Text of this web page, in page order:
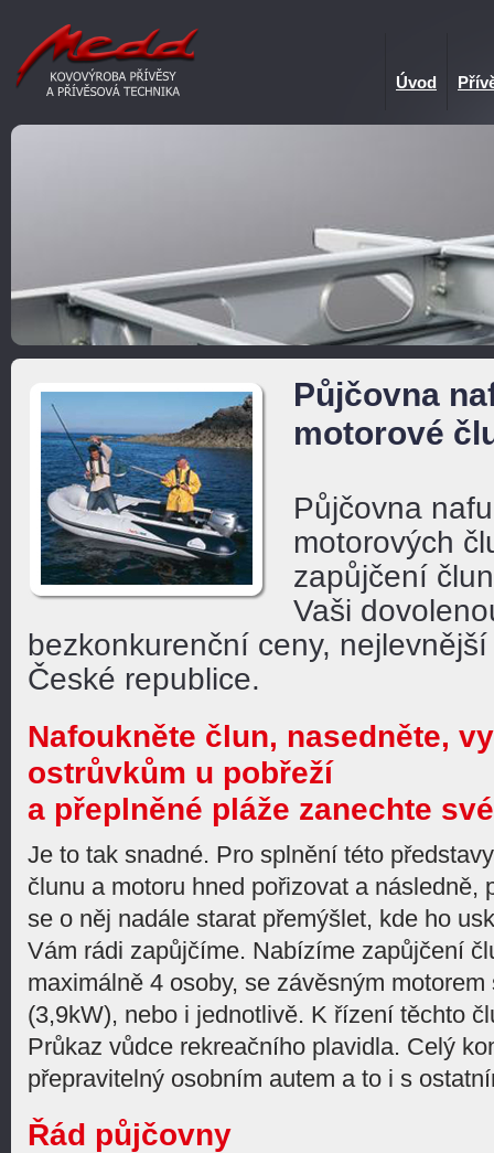
Úvod
Půjčovna
motorové
Půjčovna
motorových
zapůjčení
Vaši
bezkonkurenční ceny,
České republice.
Nafoukněte člun, nasedněte,
ostrůvkům u pobřeží
a přeplněné pláže zanechte
Je to tak snadné. Pro splnění této
člunu a motoru hned pořizovat a následně,
se o něj nadále starat přemýšlet, kde ho
Vám rádi zapůjčíme. Nabízíme zapůjčení
maximálně 4 osoby, se závěsným
(3,9kW), nebo i jednotlivě. K řízení těchto
Průkaz vůdce rekreačního plavidla. Celý
přepravitelný osobním autem a to i s
Řád půjčovny